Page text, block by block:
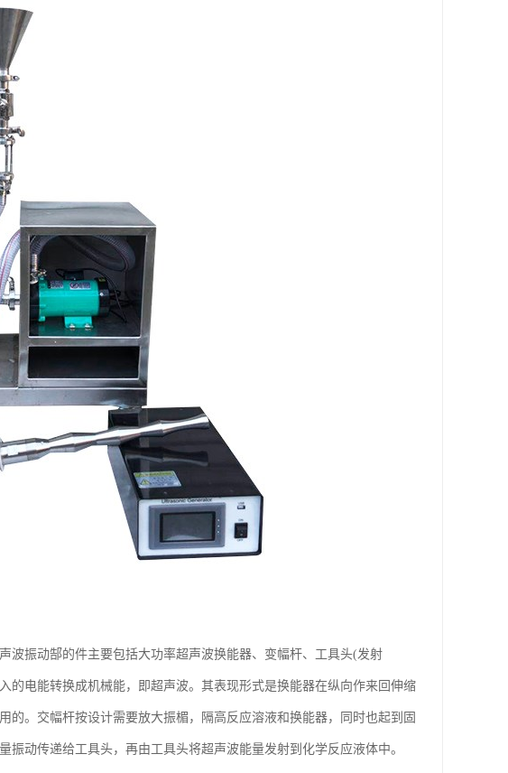
波振动郜的件主要包括大功率超声波换能器、变幅杆、工具头(发射
电能转换成机械能，即超声波。其表现形式是换能器在纵向作来回伸缩
。交幅杆按设计需要放大振楣，隔高反应溶液和换能器，同时也起到固
动传递给工具头，再由工具头将超声波能量发射到化学反应液体中。